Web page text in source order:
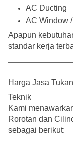
AC Ducting
AC Window
Apapun
standar kerja
Harga Jasa
Teknik
Kami
Rorotan dan
sebagai berikut: